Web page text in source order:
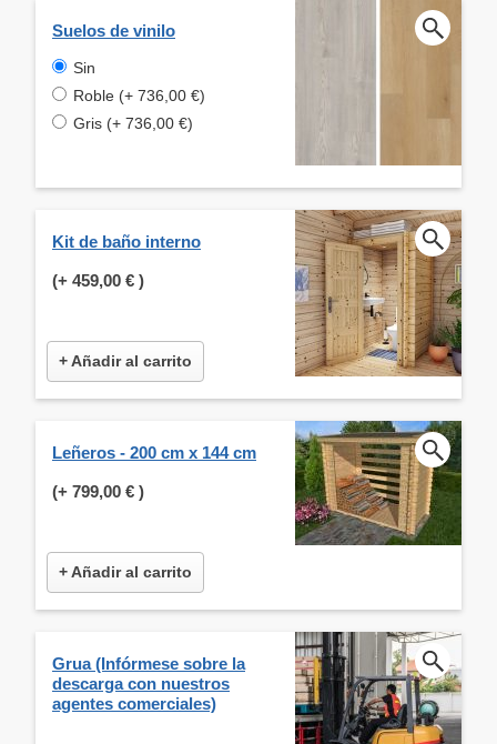
Suelos de vinilo
Sin
Roble (+ 736,00 €)
Gris (+ 736,00 €)
Kit de baño interno
(+ 459,00 € )
+ Añadir al carrito
Leñeros - 200 cm x 144 cm
(+ 799,00 € )
+ Añadir al carrito
Grua (Infórmese sobre la
descarga con nuestros
agentes comerciales)